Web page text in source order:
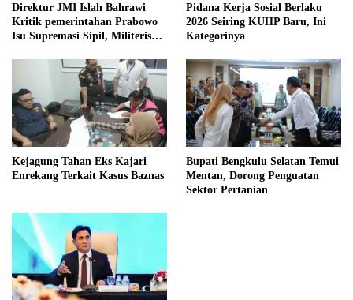
Direktur JMI Islah Bahrawi
Kritik pemerintahan Prabowo
Isu Supremasi Sipil, Militerisasi,
Pidana Kerja Sosial Berlaku
2026 Seiring KUHP Baru, Ini
Kategorinya
Kejagung Tahan Eks Kajari
Enrekang Terkait Kasus Baznas
Bupati Bengkulu Selatan Temui
Mentan, Dorong Penguatan
Sektor Pertanian